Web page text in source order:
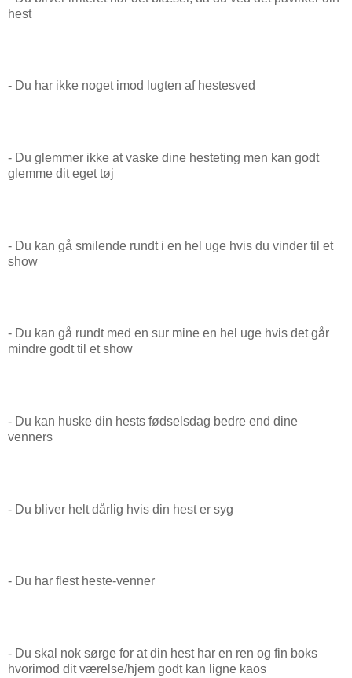
hest
- Du har ikke noget imod lugten af hestesved
- Du glemmer ikke at vaske dine hesteting men kan godt
glemme dit eget tøj
- Du kan gå smilende rundt i en hel uge hvis du vinder til et
show
- Du kan gå rundt med en sur mine en hel uge hvis det går
mindre godt til et show
- Du kan huske din hests fødselsdag bedre end dine
venners
- Du bliver helt dårlig hvis din hest er syg
- Du har flest heste-venner
- Du skal nok sørge for at din hest har en ren og fin boks
hvorimod dit værelse/hjem godt kan ligne kaos